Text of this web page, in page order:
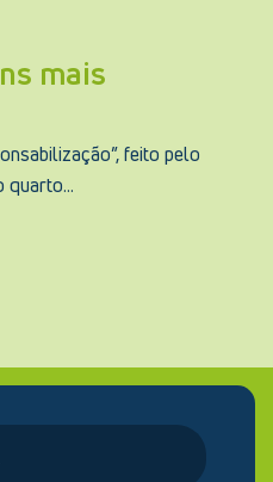
mais
feito pelo
quarto...